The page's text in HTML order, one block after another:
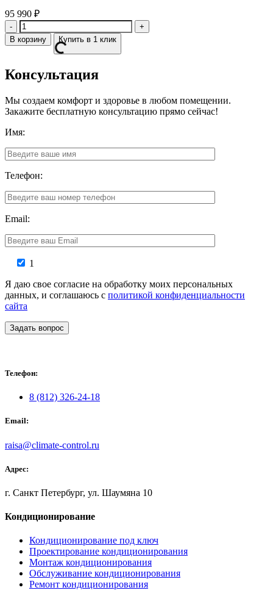
95 990 ₽
Количество
В корзину Купить в 1 клик
Консультация
Мы создаем комфорт и здоровье в любом помещении.
Закажите бесплатную консультацию прямо сейчас!
Имя:
Телефон:
Email:
1
Я даю свое согласие на обработку моих персональных
данных, и соглашаюсь с политикой конфиденциальности
сайта
Задать вопрос
Телефон:
8 (812) 326-24-18
Email:
raisa@climate-control.ru
Адрес:
г. Санкт Петербург, ул. Шаумяна 10
Кондиционирование
Кондиционирование под ключ
Проектирование кондиционирования
Монтаж кондиционирования
Обслуживание кондиционирования
Ремонт кондиционирования